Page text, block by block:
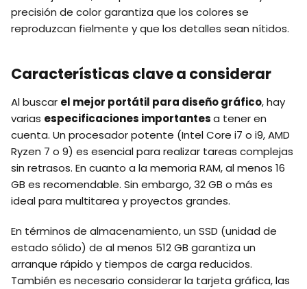
precisión de color garantiza que los colores se
reproduzcan fielmente y que los detalles sean nítidos.
Características clave a considerar
Al buscar el mejor portátil para diseño gráfico, hay
varias especificaciones importantesa tener en
cuenta. Un procesador potente (Intel Core i7 o i9, AMD
Ryzen 7 o 9) es esencial para realizar tareas complejas
sin retrasos. En cuanto a la memoria RAM, al menos 16
GB es recomendable. Sin embargo, 32 GB o más es
ideal para multitarea y proyectos grandes.
En términos de almacenamiento, un SSD (unidad de
estado sólido) de al menos 512 GB garantiza un
arranque rápido y tiempos de carga reducidos.
También es necesario considerar la tarjeta gráfica, las